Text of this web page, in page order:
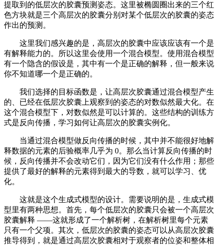
提取到的低层次的胶囊预测姿态。这里被椭圆圈出来的三个红
色方块就是三个高层次的胶囊分别对某个低层次的胶囊的姿态
作出的预测。
这里我们感兴趣的是，高层次的胶囊中应该应该有一个是
有解释能力的。所以这里会使用一个混合模型。使用混合模型
有一个隐含的假设是，其中有一个是正确的解释，但一般来说
你不知道哪一个是正确的。
我们选择的目标函数是，让高层次胶囊通过混合模型产生
的、已经在低层次胶囊上观察到的姿态的对数似然最大化。在
这个混合模型下，对数似然是可以计算的。这些结构的训练方
式是反向传播，学习如何让高层次的胶囊实例化。
当通过混合模型做反向传播的时候，其中并不能很好地解
释数据的元素的后验概率几乎为 0。那么当计算反向传播的时
候，反向传播并不会改动它们，因为它们没有什么作用；那些
提供了最好的解释的元素得到最大的导数，就可以学习、优
化。
这就是这个生成式模型的设计。需要说明的是，生成式模
型里有两种思想。首先，每个低层次的胶囊只会被一个高层次
胶囊解释 ——这就形成了一个解析树，在解析树里每个元素
只有一个父项。其次，低层次的胶囊的姿态可以从高层次胶囊
推导得到，就是通过高层次胶囊相对于观察者的位姿和整体相